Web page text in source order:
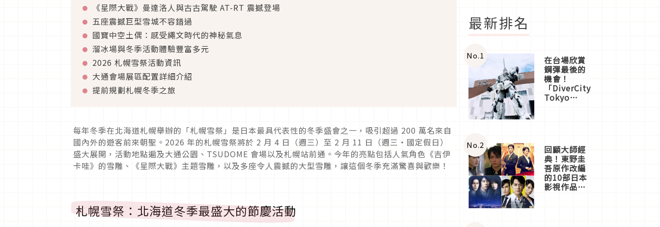
《星際大戰》曼達洛人與古古駕駛 AT-RT 震撼登場
五座震撼巨型雪城不容錯過
國寶中空土偶：感受繩文時代的神秘氣息
溜冰場與冬季活動體驗豐富多元
2026 札幌雪祭活動資訊
大通會場展區配置詳細介紹
提前規劃札幌冬季之旅
每年冬季在北海道札幌舉辦的「札幌雪祭」是日本最具代表性的冬季盛會之一，吸引超過 200 萬名來自
國內外的遊客前來朝聖。2026 年的札幌雪祭將於 2 月 4 日（週三）至 2 月 11 日（週三・國定假日）
盛大展開，活動地點遍及大通公園、TSUDOME 會場以及札幌站前通。今年的亮點包括人氣角色《吉伊
卡哇》的雪雕、《星際大戰》主題雪雕，以及多座令人震撼的大型雪雕，讓這個冬季充滿驚喜與歡樂！
札幌雪祭：北海道冬季最盛大的節慶活動
最新排名
No.1 在台場欣賞
鋼彈最後的
機會！
「DiverCity
Tokyo
體驗
No.2 回顧大師經
典！東野圭
吾原作改編
的10部日本
影視作品推